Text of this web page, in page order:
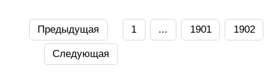
Предыдущая 1 ... 1901 1902
Следующая